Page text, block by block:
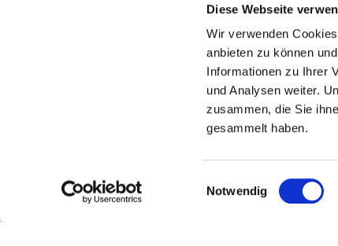
Diese Webseite
Wir verwenden
anbieten zu können
Informationen zu Ihrer
und Analysen weiter.
zusammen, die Sie
gesammelt haben.
Einwilligungsauswahl
Notwendig
Erftstadt, NRW 50374